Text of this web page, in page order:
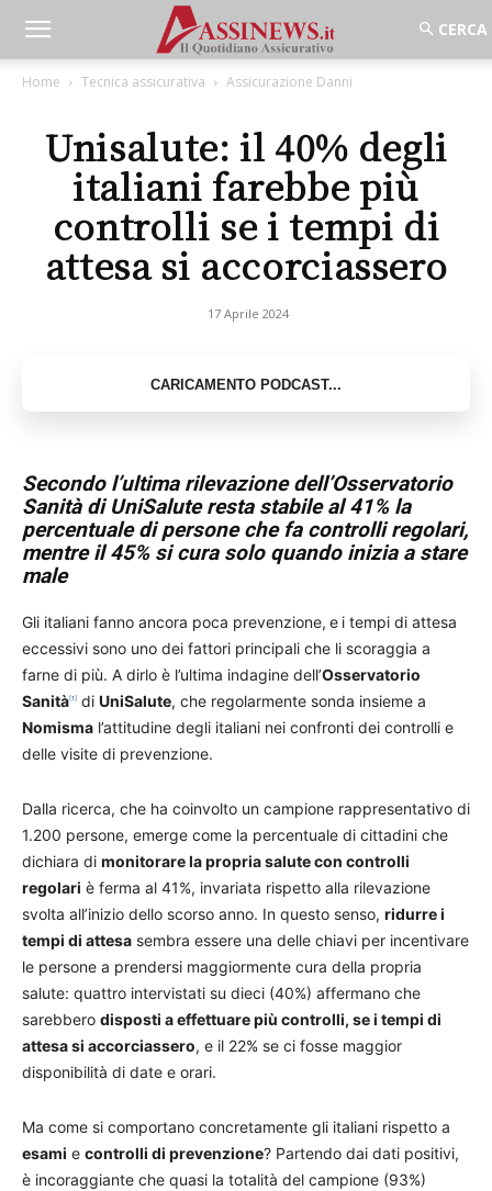
Home Tecnica assicurativa Assicurazione Danni
Unisalute: il 40% degli
italiani farebbe più
controlli se i tempi di
attesa si accorciassero
17 Aprile 2024
Secondo l’ultima rilevazione dell’Osservatorio
Sanità di UniSalute resta stabile al 41% la
percentuale di persone che fa controlli regolari,
mentre il 45% si cura solo quando inizia a stare
male
Gli italiani fanno ancora poca prevenzione, e i tempi di attesa
eccessivi sono uno dei fattori principali che li scoraggia a
farne di più. A dirlo è l’ultima indagine dell’Osservatorio
Sanità [1] di UniSalute, che regolarmente sonda insieme a
Nomisma l’attitudine degli italiani nei confronti dei controlli e
delle visite di prevenzione.
Dalla ricerca, che ha coinvolto un campione rappresentativo di
1.200 persone, emerge come la percentuale di cittadini che
dichiara di monitorare la propria salute con controlli
regolari è ferma al 41%, invariata rispetto alla rilevazione
svolta all’inizio dello scorso anno. In questo senso, ridurre i
tempi di attesa sembra essere una delle chiavi per incentivare
le persone a prendersi maggiormente cura della propria
salute: quattro intervistati su dieci (40%) affermano che
sarebbero disposti a effettuare più controlli, se i tempi di
attesa si accorciassero, e il 22% se ci fosse maggior
disponibilità di date e orari.
Ma come si comportano concretamente gli italiani rispetto a
esami e controlli di prevenzione? Partendo dai dati positivi,
è incoraggiante che quasi la totalità del campione (93%)